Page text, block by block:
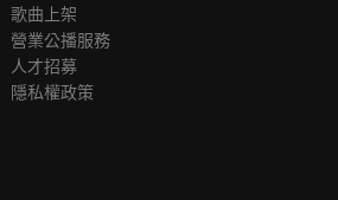
歌曲上架
營業公播服務
人才招募
隱私權政策